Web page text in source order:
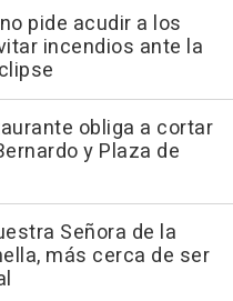
pide acudir a los
incendios ante la
obliga a cortar
y Plaza de
Señora de la
más cerca de ser